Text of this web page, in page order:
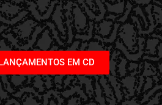
EM CD